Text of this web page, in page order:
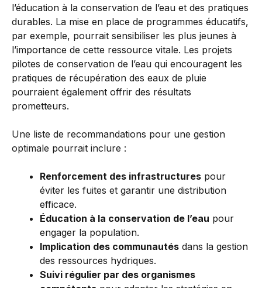
l’éducation à la conservation de l’eau et des pratiques
durables. La mise en place de programmes éducatifs,
par exemple, pourrait sensibiliser les plus jeunes à
l’importance de cette ressource vitale. Les projets
pilotes de conservation de l’eau qui encouragent les
pratiques de récupération des eaux de pluie
pourraient également offrir des résultats
prometteurs.
Une liste de recommandations pour une gestion
optimale pourrait inclure :
Renforcement des infrastructures pour
éviter les fuites et garantir une distribution
efficace.
Éducation à la conservation de l’eau pour
engager la population.
Implication des communautés dans la gestion
des ressources hydriques.
Suivi régulier par des organismes